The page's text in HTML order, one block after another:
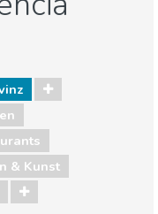
& Kunst